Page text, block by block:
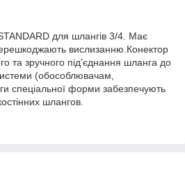
для шлангів 3/4. Має
вислизанню.Конектор
та зручного під'єднання шланга до
(обособлювачам,
спеціальної форми забезпечують
шлангов.